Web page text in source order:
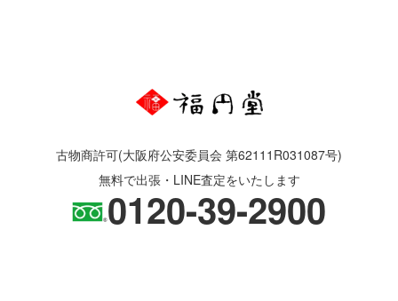
古物商許可(大阪府公安委員会 第62111R031087号)
無料で出張・LINE査定をいたします
0120-39-2900